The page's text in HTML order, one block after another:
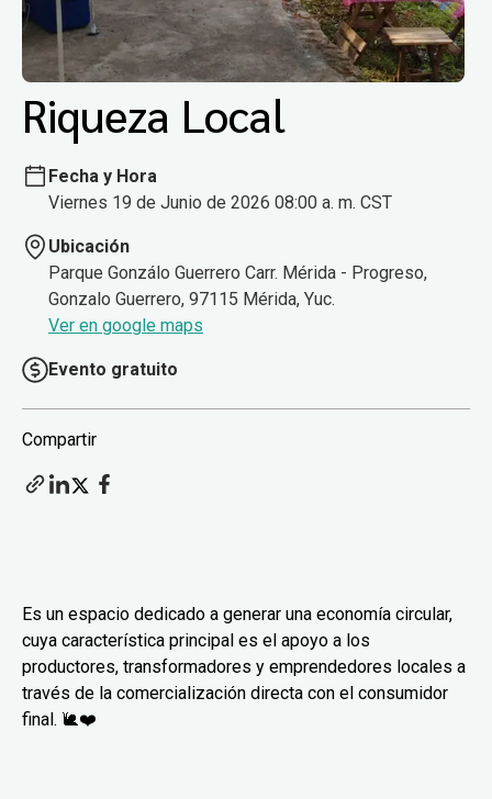
Riqueza Local
Fecha y Hora
Viernes 19 de Junio de 2026 08:00 a. m. CST
Ubicación
Parque Gonzálo Guerrero Carr. Mérida - Progreso,
Gonzalo Guerrero, 97115 Mérida, Yuc.
Ver en google maps
Evento gratuito
Compartir
Es un espacio dedicado a generar una economía circular,
cuya característica principal es el apoyo a los
productores, transformadores y emprendedores locales a
través de la comercialización directa con el consumidor
final. 🐌❤️